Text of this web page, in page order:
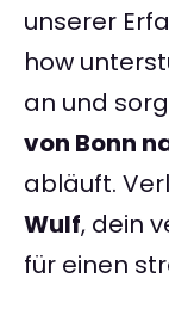
unserer
how
an und
von Bonn
abläuft.
Wulf, dein
für einen